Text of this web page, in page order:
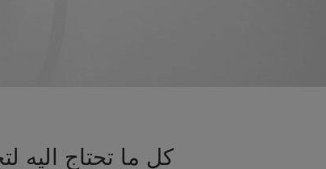
كل ما تحتاج